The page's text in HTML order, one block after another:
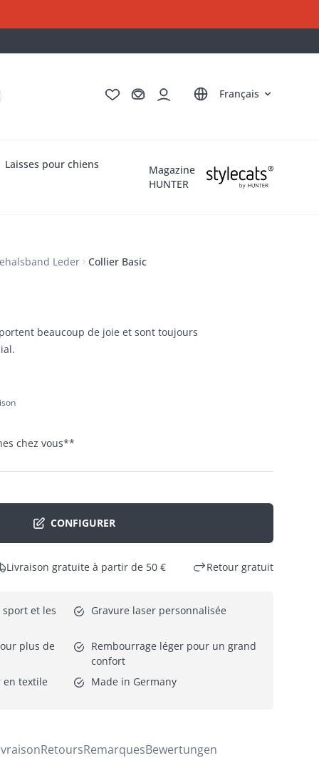
Deutsch
English
Italiano
Nederlands
Français
Laisses pour chiens
Magazine
HUNTER
Leder Collier Basic
beaucoup de joie et sont toujours
chez vous**
CONFIGURER
Livraison gratuite à partir de 50 € Retour gratuit
et les Gravure laser personnalisée
plus de
Rembourrage léger pour un grand
confort
textile
Made in Germany
RetoursRemarquesBewertungen